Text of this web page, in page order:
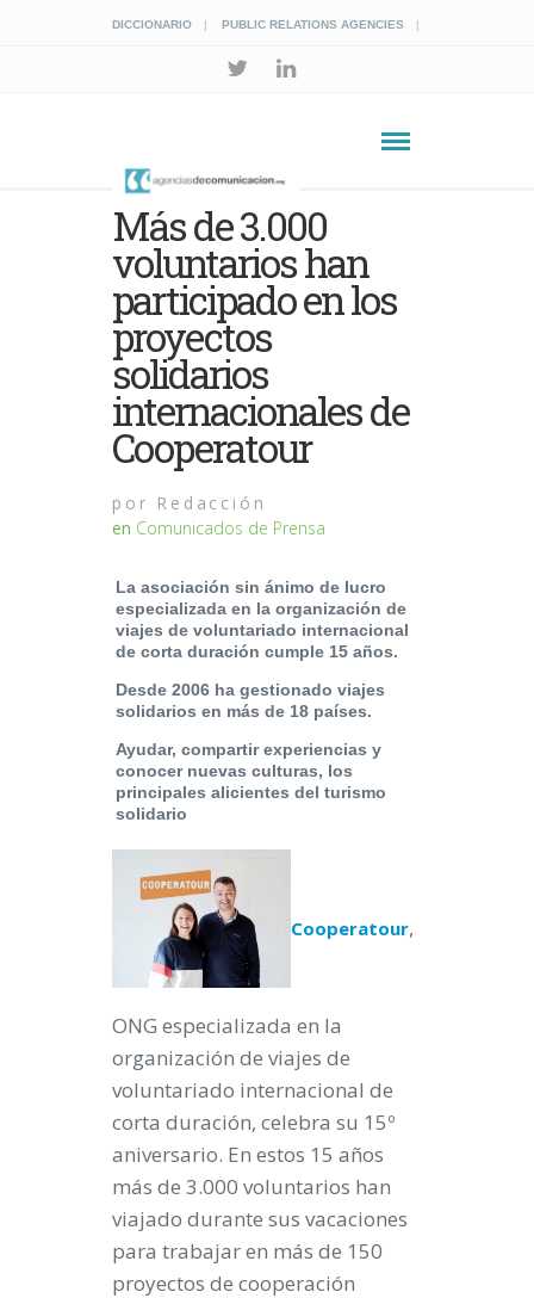
DICCIONARIO PUBLIC RELATIONS AGENCIES
Más de 3.000
voluntarios han
participado en los
proyectos
solidarios
internacionales de
Cooperatour
por Redacción
en Comunicados de Prensa
La asociación sin ánimo de lucro
especializada en la organización de
viajes de voluntariado internacional
de corta duración cumple 15 años.
Desde 2006 ha gestionado viajes
solidarios en más de 18 países.
Ayudar, compartir experiencias y
conocer nuevas culturas, los
principales alicientes del turismo
solidario
Cooperatour,
ONG especializada en la
organización de viajes de
voluntariado internacional de
corta duración, celebra su 15º
aniversario. En estos 15 años
más de 3.000 voluntarios han
viajado durante sus vacaciones
para trabajar en más de 150
proyectos de cooperación